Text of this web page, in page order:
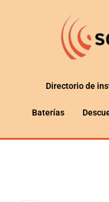
Directorio de
Baterías